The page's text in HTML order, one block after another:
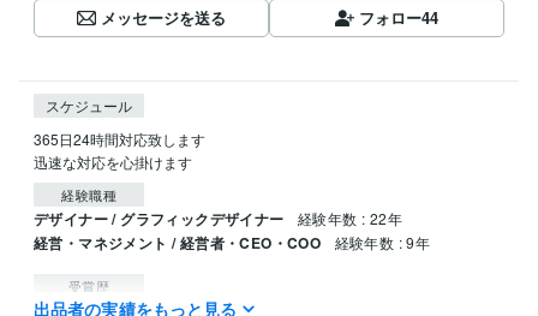
メッセージを送る
フォロー44
スケジュール
365日24時間対応致します
迅速な対応を心掛けます
経験職種
デザイナー / グラフィックデザイナー 経験年数 : 22年
経営・マネジメント / 経営者・CEO・COO 経験年数 : 9年
受賞歴
ココナラ初出品 ココナラ初販売
出品者の実績をもっと見る